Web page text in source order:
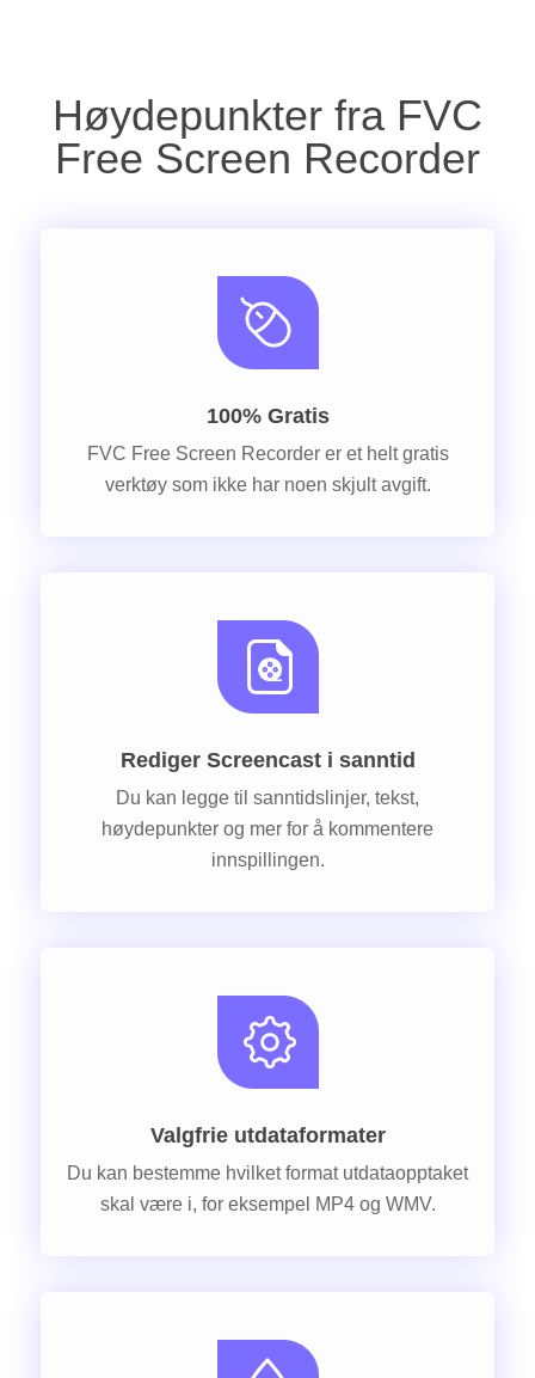
Høydepunkter fra FVC
Free Screen Recorder
100% Gratis
FVC Free Screen Recorder er et helt gratis
verktøy som ikke har noen skjult avgift.
Rediger Screencast i sanntid
Du kan legge til sanntidslinjer, tekst,
høydepunkter og mer for å kommentere
innspillingen.
Valgfrie utdataformater
Du kan bestemme hvilket format utdataopptaket
skal være i, for eksempel MP4 og WMV.